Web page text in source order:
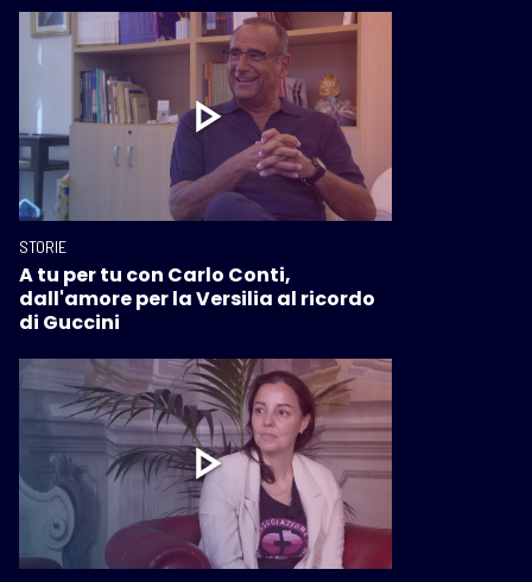
STORIE
A tu per tu con Carlo Conti,
dall'amore per la Versilia al ricordo
di Guccini